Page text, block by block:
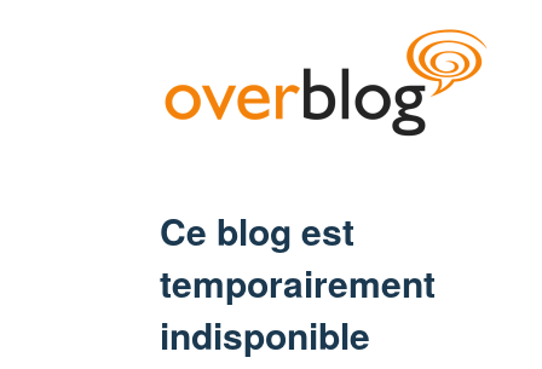
Ce blog est
temporairement
indisponible